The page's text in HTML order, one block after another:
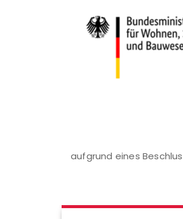
aufgrund eines